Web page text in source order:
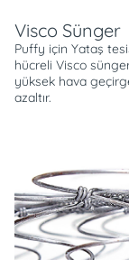
Visco Sünger
Puffy için Yataş
hücreli Visco
yüksek hava
azaltır.